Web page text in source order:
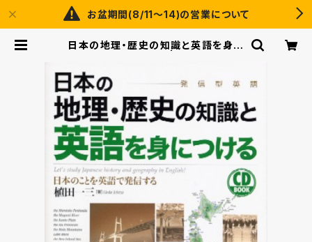
お盆期間(8/11～14)の営業について
日本の地理・歴史の知識と英語を身に